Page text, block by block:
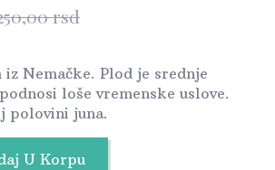
rsd
Nemačke. Plod je srednje
loše vremenske uslove.
polovini juna.
U Korpu